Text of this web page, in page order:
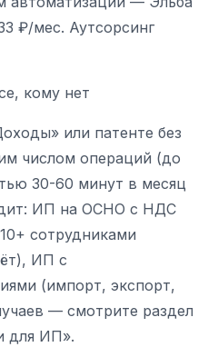
₽/мес. Аутсорсинг
кому нет
или патенте без
числом операций (до
30-60 минут в месяц
ИП на ОСНО с НДС
сотрудниками
ИП с
(импорт, экспорт,
— смотрите раздел
для ИП».